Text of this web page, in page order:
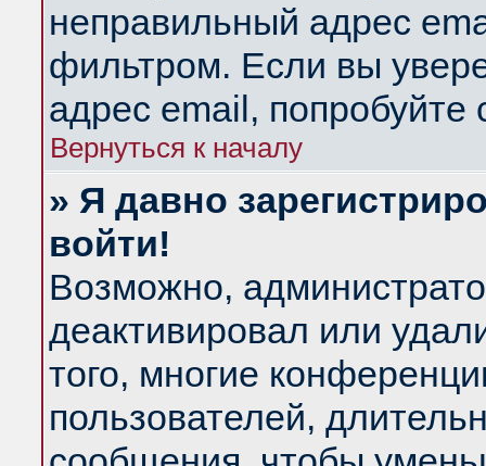
неправильный адрес
фильтром. Если вы
адрес email, попробуйте
Вернуться к началу
» Я давно
войти!
Возможно,
деактивировал или
того, многие
пользователей,